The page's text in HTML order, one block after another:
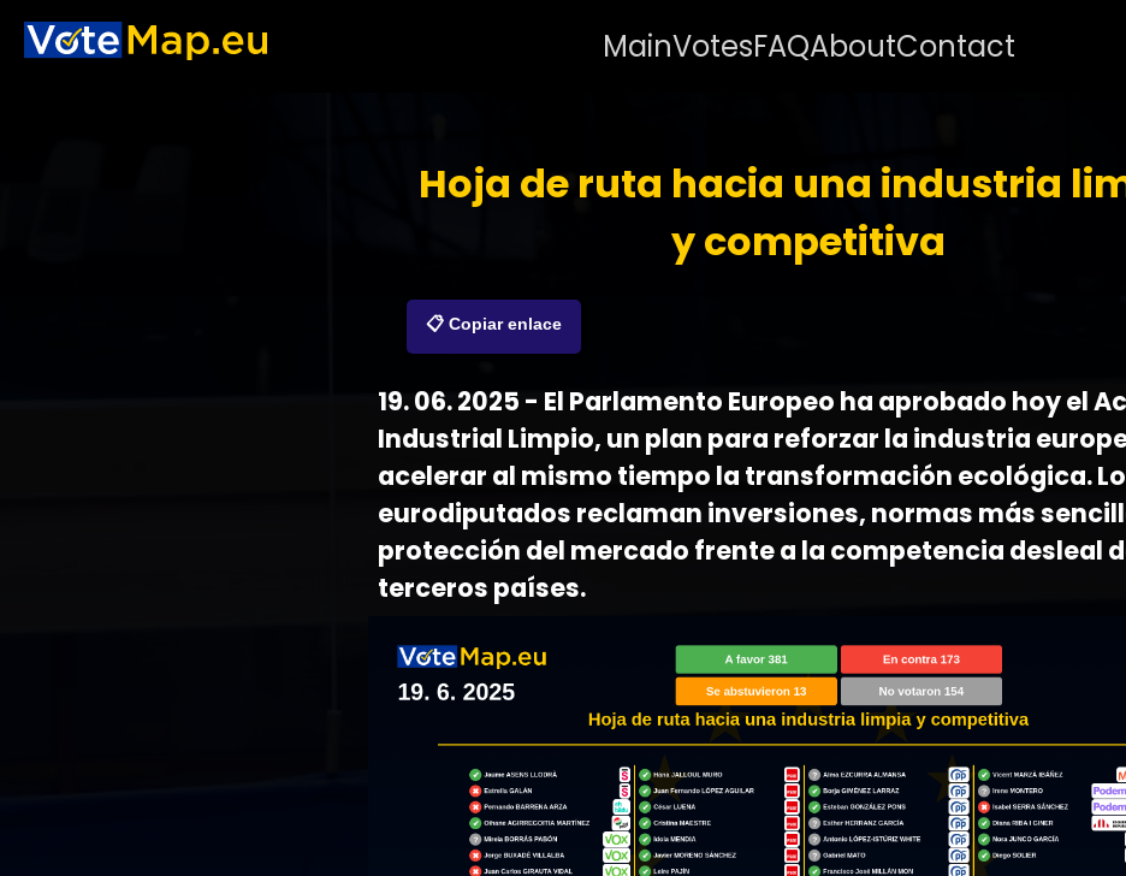
MainVotesFAQAboutContact
Hoja de ruta hacia una industria
y competitiva
📋 Copiar enlace
19. 06. 2025 - El Parlamento Europeo ha aprobado hoy el
Industrial Limpio, un plan para reforzar la industria
acelerar al mismo tiempo la transformación ecológica.
eurodiputados reclaman inversiones, normas más
protección del mercado frente a la competencia desleal
terceros países.